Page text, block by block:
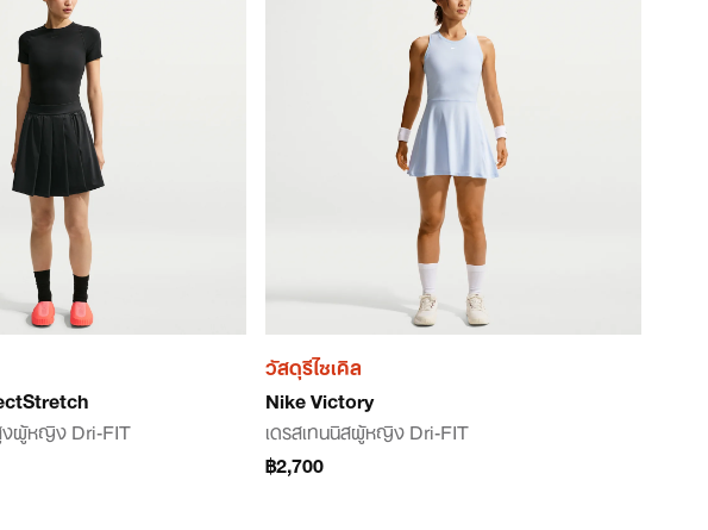
งผู้หญิง Dri-FIT
วัสดุรีไซเคิล
Nike Victory
เดรสเทนนิสผู้หญิง Dri-FIT
฿2,700